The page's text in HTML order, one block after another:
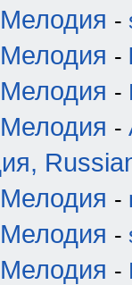
-
-
-
-
-
-
-